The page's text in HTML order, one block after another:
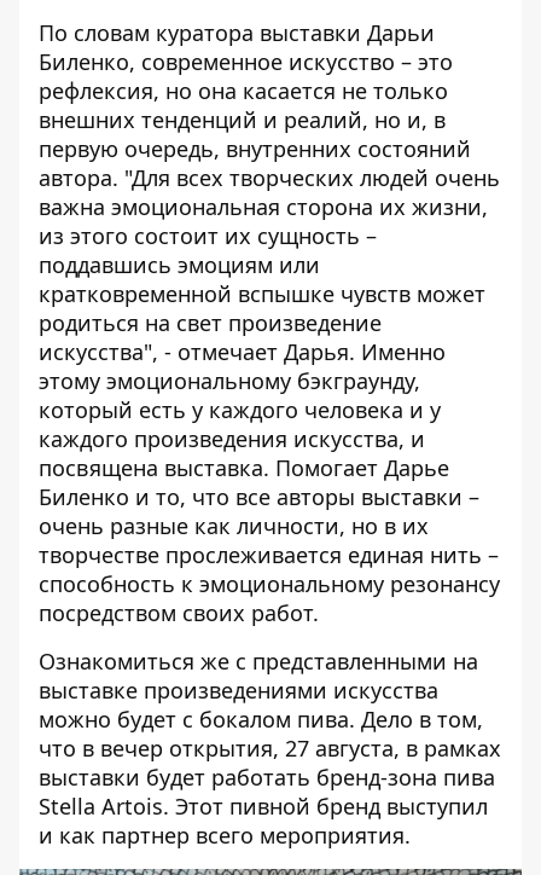
По словам куратора выставки Дарьи
Биленко, современное искусство – это
рефлексия, но она касается не только
внешних тенденций и реалий, но и, в
первую очередь, внутренних состояний
автора. "Для всех творческих людей очень
важна эмоциональная сторона их жизни,
из этого состоит их сущность –
поддавшись эмоциям или
кратковременной вспышке чувств может
родиться на свет произведение
искусства", - отмечает Дарья. Именно
этому эмоциональному бэкграунду,
который есть у каждого человека и у
каждого произведения искусства, и
посвящена выставка. Помогает Дарье
Биленко и то, что все авторы выставки –
очень разные как личности, но в их
творчестве прослеживается единая нить –
способность к эмоциональному резонансу
посредством своих работ.
Ознакомиться же с представленными на
выставке произведениями искусства
можно будет с бокалом пива. Дело в том,
что в вечер открытия, 27 августа, в рамках
выставки будет работать бренд-зона пива
Stella Artois. Этот пивной бренд выступил
и как партнер всего мероприятия.